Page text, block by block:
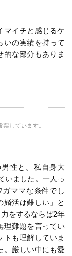
マイチと感じるケ
いの実績を持って
的な部分もありま
しています。
性と。私自身大
いました。一人っ
ママな条件でし
婚活は難しい」と
をするならば2年
理難題を言ってい
トも理解していま
。厳しい中にも愛